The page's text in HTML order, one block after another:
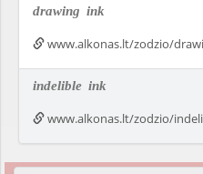
drawing ink
www.alkonas.lt/zodzio/
indelible ink
www.alkonas.lt/zodzio/